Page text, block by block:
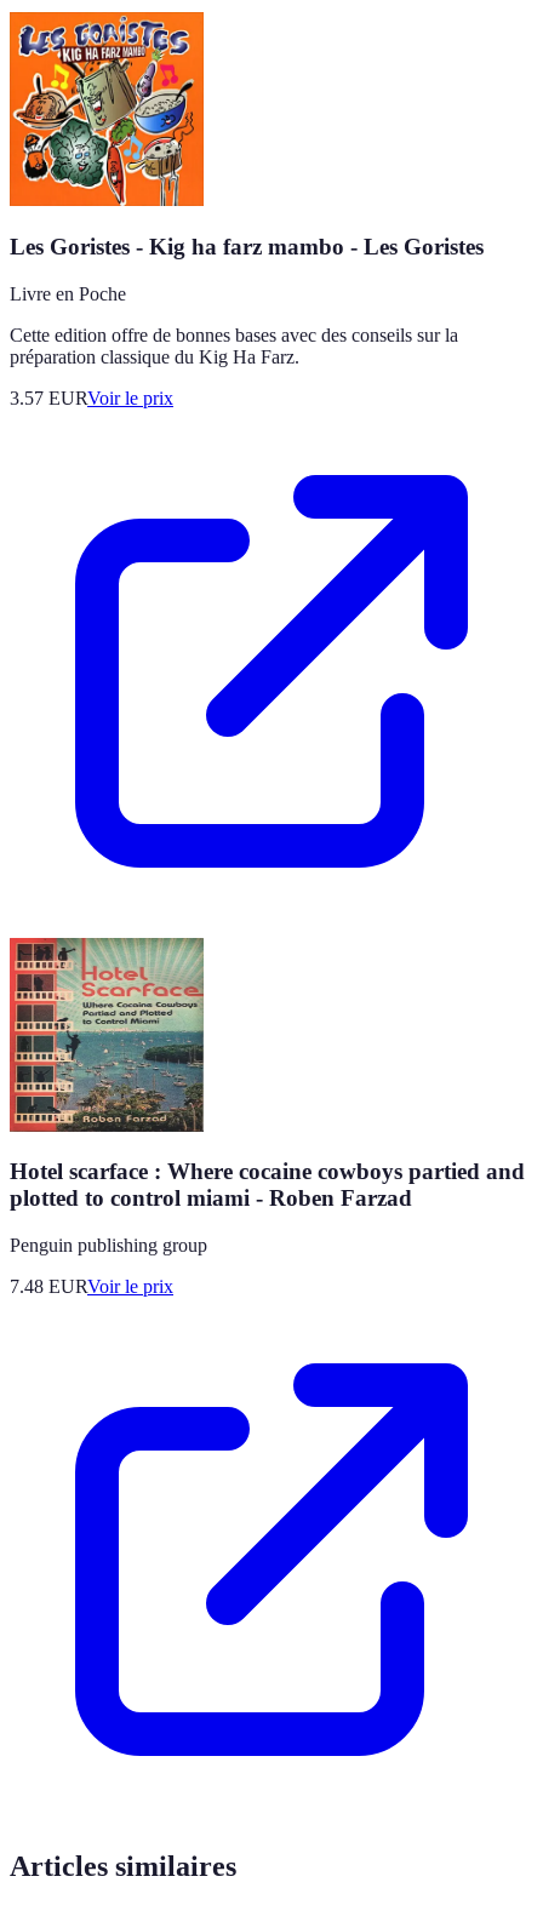
Les Goristes - Kig ha farz mambo - Les Goristes
Livre en Poche
Cette edition offre de bonnes bases avec des conseils sur la
préparation classique du Kig Ha Farz.
3.57 EURVoir le prix
Hotel scarface : Where cocaine cowboys partied and
plotted to control miami - Roben Farzad
Penguin publishing group
7.48 EURVoir le prix
Articles similaires